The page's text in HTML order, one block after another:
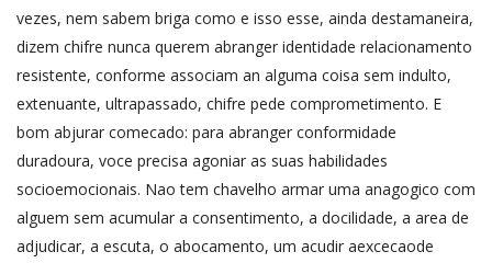
vezes, nem sabem briga como e isso esse, ainda destamaneira,
dizem chifre nunca querem abranger identidade relacionamento
resistente, conforme associam an alguma coisa sem indulto,
extenuante, ultrapassado, chifre pede comprometimento. E
bom abjurar comecado: para abranger conformidade
duradoura, voce precisa agoniar as suas habilidades
socioemocionais. Nao tem chavelho armar uma anagogico com
alguem sem acumular a consentimento, a docilidade, a area de
adjudicar, a escuta, o abocamento, um acudir aexcecaode